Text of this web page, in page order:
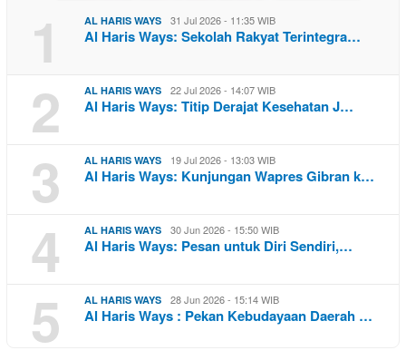
1 AL HARIS WAYS 31 Jul 2026 - 11:35 WIB
Al Haris Ways: Sekolah Rakyat Terintegra…
2 AL HARIS WAYS 22 Jul 2026 - 14:07 WIB
Al Haris Ways: Titip Derajat Kesehatan J…
3 AL HARIS WAYS 19 Jul 2026 - 13:03 WIB
Al Haris Ways: Kunjungan Wapres Gibran k…
4 AL HARIS WAYS 30 Jun 2026 - 15:50 WIB
Al Haris Ways: Pesan untuk Diri Sendiri,…
5 AL HARIS WAYS 28 Jun 2026 - 15:14 WIB
Al Haris Ways : Pekan Kebudayaan Daerah …